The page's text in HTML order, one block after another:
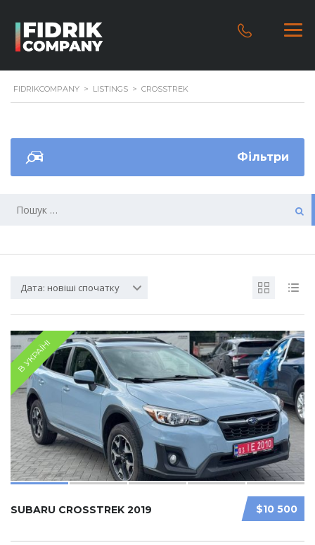
FIDRIKCOMPANY > LISTINGS > CROSSTREK
Фільтри
Дата: новіші спочатку
В УКРАЇНІ
$10 500
SUBARU CROSSTREK 2019